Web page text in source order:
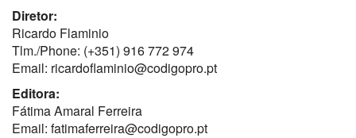
Diretor:
Ricardo Flaminio
Tlm./Phone: (+351) 916 772 974
Email: ricardoflaminio@codigopro.pt
Editora:
Fátima Amaral Ferreira
Email: fatimaferreira@codigopro.pt